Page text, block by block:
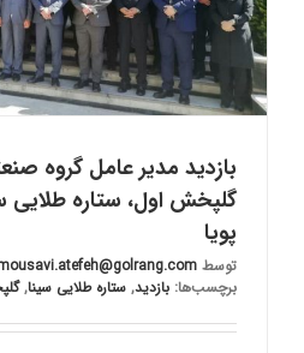
بازدید مدیر عامل گروه
گلپخش اول، ستاره طلایی
پویا
توسط
برچسب‌ها: بازدید, ستاره طلایی سینا,